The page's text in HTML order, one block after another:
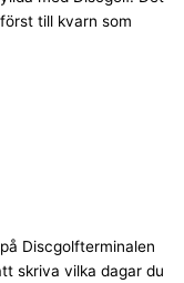
till kvarn som
Discgolfterminalen
skriva vilka dagar du